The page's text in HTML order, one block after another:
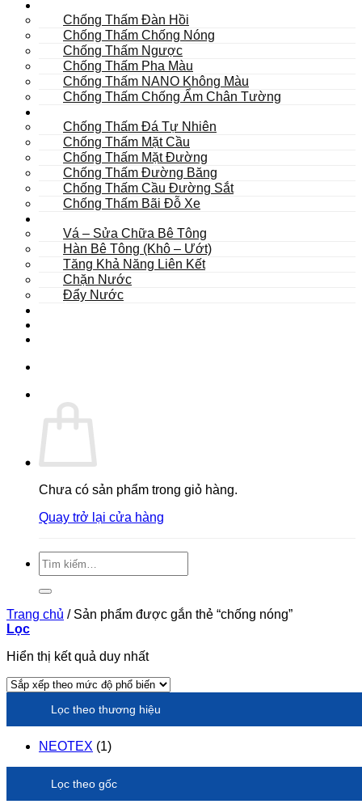
Chống Thấm Đàn Hồi
Chống Thấm Chống Nóng
Chống Thấm Ngược
Chống Thấm Pha Màu
Chống Thấm NANO Không Màu
Chống Thấm Chống Ẩm Chân Tường
Chống Thấm Đá Tự Nhiên
Chống Thấm Mặt Cầu
Chống Thấm Mặt Đường
Chống Thấm Đường Băng
Chống Thấm Cầu Đường Sắt
Chống Thấm Bãi Đỗ Xe
Vá – Sửa Chữa Bê Tông
Hàn Bê Tông (Khô – Ướt)
Tăng Khả Năng Liên Kết
Chặn Nước
Đẩy Nước
Chưa có sản phẩm trong giỏ hàng.
Quay trở lại cửa hàng
Tìm
kiếm:
Trang chủ /Sản phẩm được gắn thẻ “chống nóng”
Lọc
Hiển thị kết quả duy nhất
Lọc theo thương hiệu
NEOTEX (1)
Lọc theo gốc